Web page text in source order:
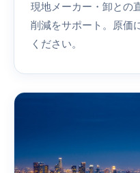
現地メーカー・卸との
削減をサポート。原価
ください。